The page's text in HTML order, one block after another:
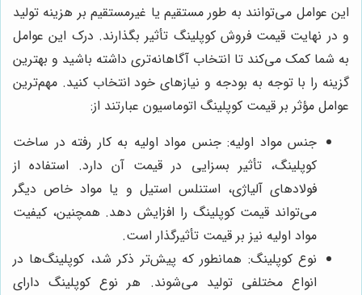
این عوامل می‌توانند به طور مستقیم یا غیرمستقیم بر هزینه تولید
و در نهایت قیمت فروش کوپلینگ تأثیر بگذارند. درک این عوامل
به شما کمک می‌کند تا انتخاب آگاهانه‌تری داشته باشید و بهترین
گزینه را با توجه به بودجه و نیازهای خود انتخاب کنید. مهم‌ترین
عوامل مؤثر بر قیمت کوپلینگ اتوماسیون عبارتند از:
جنس مواد اولیه: جنس مواد اولیه به کار رفته در ساخت
کوپلینگ، تأثیر بسزایی در قیمت آن دارد. استفاده از
فولادهای آلیاژی، استنلس استیل و یا مواد خاص دیگر
می‌تواند قیمت کوپلینگ را افزایش دهد. همچنین، کیفیت
مواد اولیه نیز بر قیمت تأثیرگذار است.
نوع کوپلینگ: همانطور که پیش‌تر ذکر شد، کوپلینگ‌ها در
انواع مختلفی تولید می‌شوند. هر نوع کوپلینگ دارای